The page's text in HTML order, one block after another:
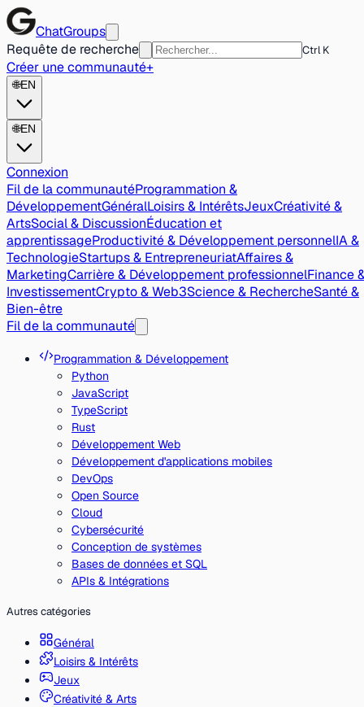
ChatGroups
Requête de recherche
Ctrl K
Créer une communauté+
🌐EN
🌐EN
Connexion
Fil de la communautéProgrammation &
DéveloppementGénéralLoisirs & IntérêtsJeuxCréativité &
ArtsSocial & DiscussionÉducation et
apprentissageProductivité & Développement personnelIA &
TechnologieStartups & EntrepreneuriatAffaires &
MarketingCarrière & Développement professionnelFinance
InvestissementCrypto & Web3Science & RechercheSanté &
Bien-être
Fil de la communauté
Programmation & Développement
Python
JavaScript
TypeScript
Rust
Développement Web
Développement d'applications mobiles
DevOps
Open Source
Cloud
Cybersécurité
Conception de systèmes
Bases de données et SQL
APIs & Intégrations
Autres catégories
Général
Loisirs & Intérêts
Jeux
Créativité & Arts